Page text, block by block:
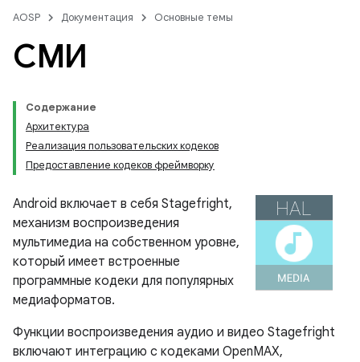
AOSP Документация Основные темы
СМИ
Содержание
Архитектура
Реализация пользовательских кодеков
Предоставление кодеков фреймворку
Android включает в себя Stagefright,
механизм воспроизведения
мультимедиа на собственном уровне,
который имеет встроенные
программные кодеки для популярных
медиаформатов.
Функции воспроизведения аудио и видео Stagefright
включают интеграцию с кодеками OpenMAX,